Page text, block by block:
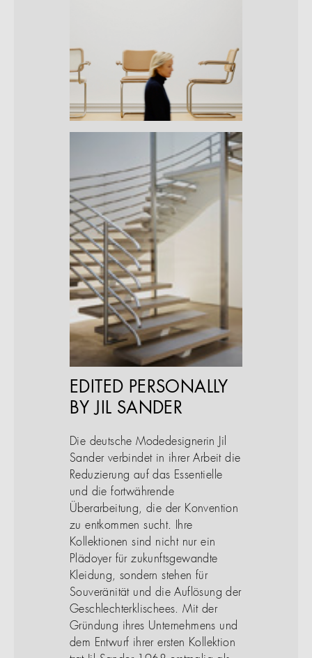
EDITED PERSONALLY
BY JIL SANDER
Die deutsche Modedesignerin Jil
Sander verbindet in ihrer Arbeit die
Reduzierung auf das Essentielle
und die fortwährende
Überarbeitung, die der Konvention
zu entkommen sucht. Ihre
Kollektionen sind nicht nur ein
Plädoyer für zukunftsgewandte
Kleidung, sondern stehen für
Souveränität und die Auflösung der
Geschlechterklischees. Mit der
Gründung ihres Unternehmens und
dem Entwurf ihrer ersten Kollektion